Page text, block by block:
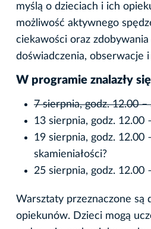
myślą o dzieciach i ich
możliwość aktywnego
ciekawości oraz
doświadczenia, obserwacje
W programie znalazły
7 sierpnia, godz. 12.00 –
13 sierpnia, godz. 12.00
19 sierpnia, godz. 12.00
skamieniałości?
25 sierpnia, godz. 12.00
Warsztaty przeznaczone są
opiekunów. Dzieci mogą